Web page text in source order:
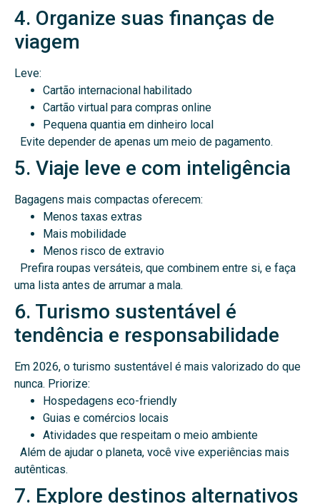
4. Organize suas finanças de
viagem
Leve:
Cartão internacional habilitado
Cartão virtual para compras online
Pequena quantia em dinheiro local
Evite depender de apenas um meio de pagamento.
5. Viaje leve e com inteligência
Bagagens mais compactas oferecem:
Menos taxas extras
Mais mobilidade
Menos risco de extravio
Prefira roupas versáteis, que combinem entre si, e faça
uma lista antes de arrumar a mala.
6. Turismo sustentável é
tendência e responsabilidade
Em 2026, o turismo sustentável é mais valorizado do que
nunca. Priorize:
Hospedagens eco-friendly
Guias e comércios locais
Atividades que respeitam o meio ambiente
Além de ajudar o planeta, você vive experiências mais
autênticas.
7. Explore destinos alternativos